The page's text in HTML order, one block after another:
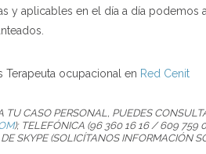
y aplicables en el día a día podemos
Terapeuta ocupacional en Red Cenit
TU CASO PERSONAL, PUEDES
); TELEFÓNICA (96 360 16 16 / 609 759
SKYPE (SOLICÍTANOS INFORMACIÓN